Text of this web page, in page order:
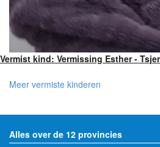
Vermist kind: Vermissing Esther -
Meer vermiste kinderen
Alles over de 12 provincies